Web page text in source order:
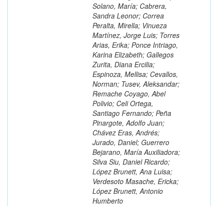
Solano, María; Cabrera,
Sandra Leonor; Correa
Peralta, Mirella; Vinueza
Martínez, Jorge Luis; Torres
Arias, Erika; Ponce Intriago,
Karina Elizabeth; Gallegos
Zurita, Diana Ercilia;
Espinoza, Mellisa; Cevallos,
Norman; Tusev, Aleksandar;
Remache Coyago, Abel
Polivio; Celi Ortega,
Santiago Fernando; Peña
Pinargote, Adolfo Juan;
Chávez Eras, Andrés;
Jurado, Daniel; Guerrero
Bejarano, María Auxiliadora;
Silva Siu, Daniel Ricardo;
López Brunett, Ana Luisa;
Verdesoto Masache, Ericka;
López Brunett, Antonio
Humberto